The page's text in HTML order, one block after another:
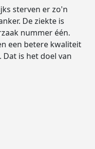
sterven er zo'n
De ziekte is
nummer één.
een betere kwaliteit
is het doel van